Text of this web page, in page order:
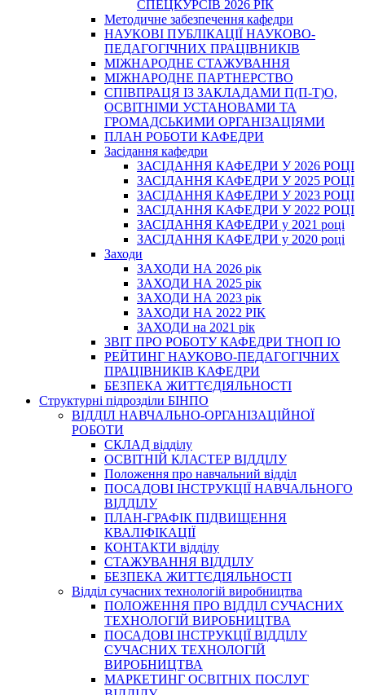
СПЕЦКУРСІВ 2026 РІК
Методичне забезпечення кафедри
НАУКОВІ ПУБЛІКАЦІЇ НАУКОВО-
ПЕДАГОГІЧНИХ ПРАЦІВНИКІВ
МІЖНАРОДНЕ СТАЖУВАННЯ
МІЖНАРОДНЕ ПАРТНЕРСТВО
СПІВПРАЦЯ ІЗ ЗАКЛАДАМИ П(П-Т)О,
ОСВІТНІМИ УСТАНОВАМИ ТА
ГРОМАДСЬКИМИ ОРГАНІЗАЦІЯМИ
ПЛАН РОБОТИ КАФЕДРИ
Засідання кафедри
ЗАСІДАННЯ КАФЕДРИ У 2026 РОЦІ
ЗАСІДАННЯ КАФЕДРИ У 2025 РОЦІ
ЗАСІДАННЯ КАФЕДРИ У 2023 РОЦІ
ЗАСІДАННЯ КАФЕДРИ У 2022 РОЦІ
ЗАСІДАННЯ КАФЕДРИ у 2021 році
ЗАСІДАННЯ КАФЕДРИ у 2020 році
Заходи
ЗАХОДИ НА 2026 рік
ЗАХОДИ НА 2025 рік
ЗАХОДИ НА 2023 рік
ЗАХОДИ НА 2022 РІК
ЗАХОДИ на 2021 рік
3BIT ПРО РОБОТУ КАФЕДРИ ТНОП ІО
РЕЙТИНГ НАУКОВО-ПЕДАГОГІЧНИХ
ПРАЦІВНИКІВ КАФЕДРИ
БЕЗПЕКА ЖИТТЄДІЯЛЬНОСТІ
Структурні підрозділи БІНПО
ВІДДІЛ НАВЧАЛЬНО-ОРГАНІЗАЦІЙНОЇ
РОБОТИ
СКЛАД відділу
ОСВІТНІЙ КЛАСТЕР ВІДДІЛУ
Положення про навчальний вiддiл
ПОСАДОВІ ІНСТРУКЦІЇ НАВЧАЛЬНОГО
ВІДДІЛУ
ПЛАН-ГРАФІК ПІДВИЩЕННЯ
КВАЛІФІКАЦІЇ
КОНТАКТИ відділу
СТАЖУВАННЯ ВІДДІЛУ
БЕЗПЕКА ЖИТТЄДІЯЛЬНОСТІ
Відділ сучасних технологій виробництва
ПОЛОЖЕННЯ ПРО ВІДДІЛ СУЧАСНИХ
ТЕХНОЛОГІЙ ВИРОБНИЦТВА
ПОСАДОВІ ІНСТРУКЦІЇ ВІДДІЛУ
СУЧАСНИХ ТЕХНОЛОГІЙ
ВИРОБНИЦТВА
МАРКЕТИНГ ОСВІТНІХ ПОСЛУГ